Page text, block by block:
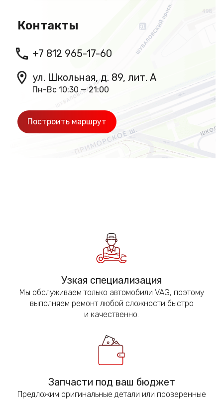
Контакты
+7 812 965-17-60
ул. Школьная, д. 89, лит. А
Пн-Вс 10:30 — 21:00
Построить маршрут
Узкая специализация
Мы обслуживаем только автомобили VAG, поэтому
выполняем ремонт любой сложности быстро
и качественно.
Запчасти под ваш бюджет
Предложим оригинальные детали или проверенные